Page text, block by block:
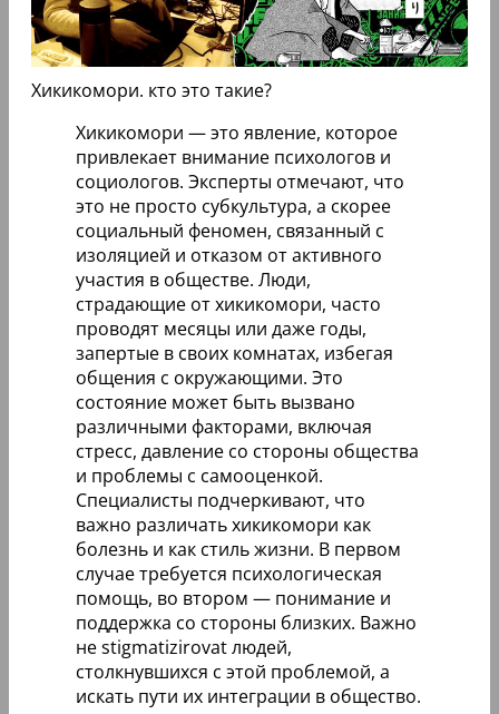
Хикикомори. кто это такие?
Хикикомори — это явление, которое
привлекает внимание психологов и
социологов. Эксперты отмечают, что
это не просто субкультура, а скорее
социальный феномен, связанный с
изоляцией и отказом от активного
участия в обществе. Люди,
страдающие от хикикомори, часто
проводят месяцы или даже годы,
запертые в своих комнатах, избегая
общения с окружающими. Это
состояние может быть вызвано
различными факторами, включая
стресс, давление со стороны общества
и проблемы с самооценкой.
Специалисты подчеркивают, что
важно различать хикикомори как
болезнь и как стиль жизни. В первом
случае требуется психологическая
помощь, во втором — понимание и
поддержка со стороны близких. Важно
не stigmatizirovat людей,
столкнувшихся с этой проблемой, а
искать пути их интеграции в общество.